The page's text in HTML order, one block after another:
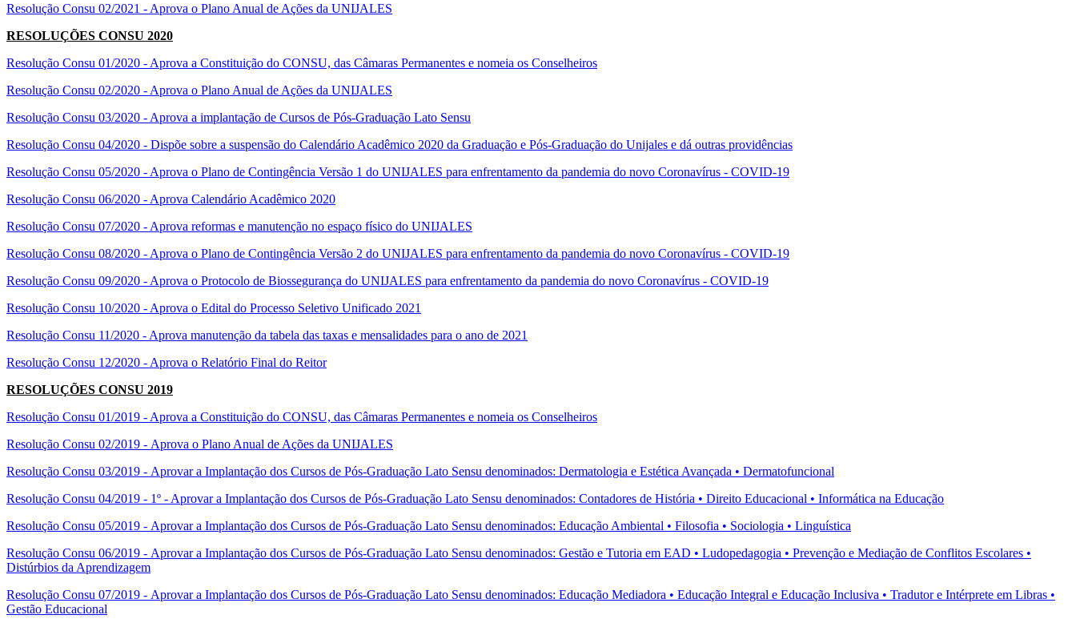
Resolução Consu 02/2021 - Aprova o Plano Anual de Ações da UNIJALES
RESOLUÇÕES CONSU 2020
Resolução Consu 01/2020 - Aprova a Constituição do CONSU, das Câmaras Permanentes e nomeia os Conselheiros
Resolução Consu 02/2020 - Aprova o Plano Anual de Ações da UNIJALES
Resolução Consu 03/2020 - Aprova a implantação de Cursos de Pós-Graduação Lato Sensu
Resolução Consu 04/2020 - Dispõe sobre a suspensão do Calendário Acadêmico 2020 da Graduação e Pós-Graduação do Unijales e dá outras providências
Resolução Consu 05/2020 - Aprova o Plano de Contingência Versão 1 do UNIJALES para enfrentamento da pandemia do novo Coronavírus - COVID-19
Resolução Consu 06/2020 - Aprova Calendário Acadêmico 2020
Resolução Consu 07/2020 - Aprova reformas e manutenção no espaço físico do UNIJALES
Resolução Consu 08/2020 - Aprova o Plano de Contingência Versão 2 do UNIJALES para enfrentamento da pandemia do novo Coronavírus - COVID-19
Resolução Consu 09/2020 - Aprova o Protocolo de Biossegurança do UNIJALES para enfrentamento da pandemia do novo Coronavírus - COVID-19
Resolução Consu 10/2020 - Aprova o Edital do Processo Seletivo Unificado 2021
Resolução Consu 11/2020 - Aprova manutenção da tabela das taxas e mensalidades para o ano de 2021
Resolução Consu 12/2020 - Aprova o Relatório Final do Reitor
RESOLUÇÕES CONSU 2019
Resolução Consu 01/2019 - Aprova a Constituição do CONSU, das Câmaras Permanentes e nomeia os Conselheiros
Resolução Consu 02/2019 - Aprova o Plano Anual de Ações da UNIJALES
Resolução Consu 03/2019 - Aprovar a Implantação dos Cursos de Pós-Graduação Lato Sensu denominados: Dermatologia e Estética Avançada • Dermatofuncional
Resolução Consu 04/2019 - 1º - Aprovar a Implantação dos Cursos de Pós-Graduação Lato Sensu denominados: Contadores de História • Direito Educacional • Informática na Educação
Resolução Consu 05/2019 - Aprovar a Implantação dos Cursos de Pós-Graduação Lato Sensu denominados: Educação Ambiental • Filosofia • Sociologia • Linguística
Resolução Consu 06/2019 - Aprovar a Implantação dos Cursos de Pós-Graduação Lato Sensu denominados: Gestão e Tutoria em EAD • Ludopedagogia • Prevenção e Mediação de Conflitos Escolares •
Distúrbios da Aprendizagem
Resolução Consu 07/2019 - Aprovar a Implantação dos Cursos de Pós-Graduação Lato Sensu denominados: Educação Mediadora • Educação Integral e Educação Inclusiva • Tradutor e Intérprete em Libras •
Gestão Educacional